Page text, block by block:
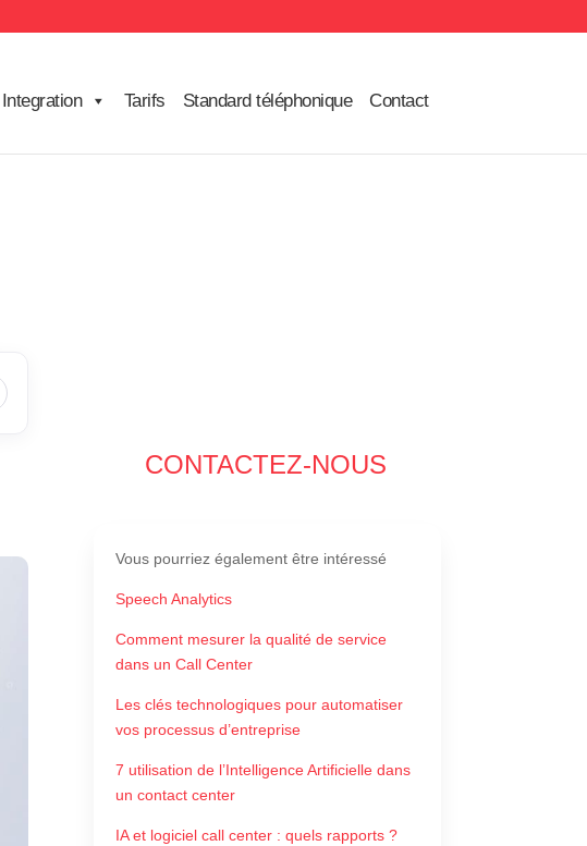
Integration Tarifs Standard téléphonique Contact
CONTACTEZ-NOUS
Vous pourriez également être intéressé
Speech Analytics
Comment mesurer la qualité de service
dans un Call Center
Les clés technologiques pour automatiser
vos processus d’entreprise
7 utilisation de l’Intelligence Artificielle dans
un contact center
IA et logiciel call center : quels rapports ?